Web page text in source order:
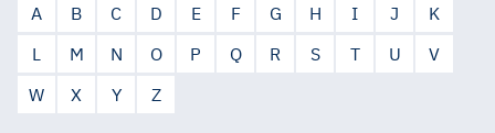
A B C D E F G H I J
K
L
M N O P Q R S T U
V
W
X Y Z